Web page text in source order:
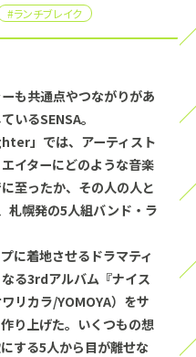
#ランチブレイク
も共通点やつながりがあ
いるSENSA。
」では、アーティスト
イターにどのような音楽
至ったか、その人の人と
札幌発の5人組バンド・ラ
に着地させるドラマティ
る3rdアルバム『ナイス
リカラ/YOMOYA）をサ
り上げた。いくつもの想
する5人から目が離せな